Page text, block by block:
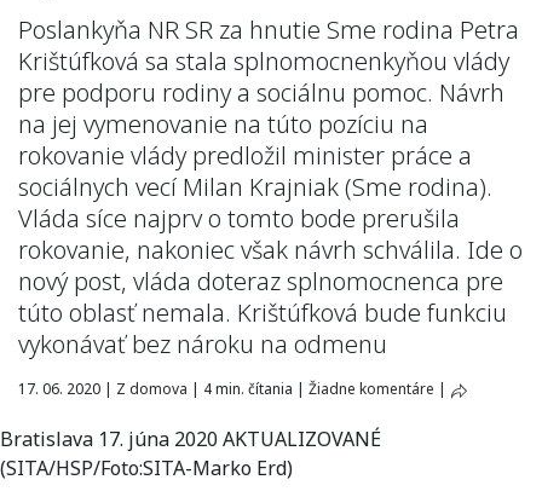
Poslankyňa NR SR za hnutie Sme rodina Petra
Krištúfková sa stala splnomocnenkyňou vlády
pre podporu rodiny a sociálnu pomoc. Návrh
na jej vymenovanie na túto pozíciu na
rokovanie vlády predložil minister práce a
sociálnych vecí Milan Krajniak (Sme rodina).
Vláda síce najprv o tomto bode prerušila
rokovanie, nakoniec však návrh schválila. Ide o
nový post, vláda doteraz splnomocnenca pre
túto oblasť nemala. Krištúfková bude funkciu
vykonávať bez nároku na odmenu
17. 06. 2020 | Z domova | 4 min. čítania | Žiadne komentáre |
Bratislava 17. júna 2020 AKTUALIZOVANÉ
(SITA/HSP/Foto:SITA-Marko Erd)